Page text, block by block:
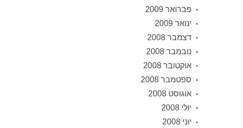
פברואר 2009
ינואר 2009
דצמבר 2008
נובמבר 2008
אוקטובר 2008
ספטמבר 2008
אוגוסט 2008
יולי 2008
יוני 2008